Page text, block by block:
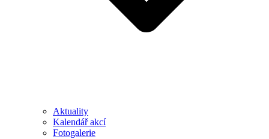
Aktuality
Kalendář akcí
Fotogalerie